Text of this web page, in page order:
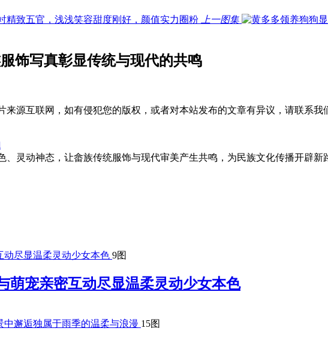
上一图集
饰写真彰显传统与现代的共鸣
来源互联网，如有侵犯您的版权，或者对本站发布的文章有异议，请联系
灵动神态，让畲族传统服饰与现代审美产生共鸣，为民族文化传播开辟新
9图
萌宠亲密互动尽显温柔灵动少女本色
15图